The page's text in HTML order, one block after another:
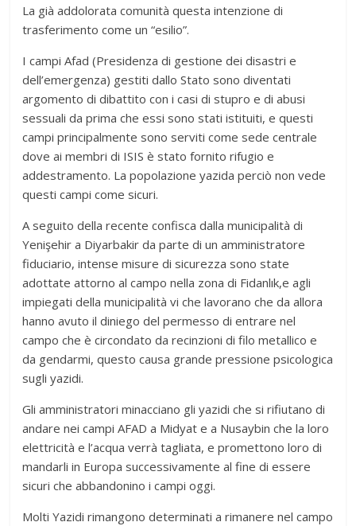
La già addolorata comunità questa intenzione di
trasferimento come un “esilio”.
I campi Afad (Presidenza di gestione dei disastri e
dell’emergenza) gestiti dallo Stato sono diventati
argomento di dibattito con i casi di stupro e di abusi
sessuali da prima che essi sono stati istituiti, e questi
campi principalmente sono serviti come sede centrale
dove ai membri di ISIS è stato fornito rifugio e
addestramento. La popolazione yazida perciò non vede
questi campi come sicuri.
A seguito della recente confisca dalla municipalità di
Yenişehir a Diyarbakir da parte di un amministratore
fiduciario, intense misure di sicurezza sono state
adottate attorno al campo nella zona di Fidanlık,e agli
impiegati della municipalità vi che lavorano che da allora
hanno avuto il diniego del permesso di entrare nel
campo che è circondato da recinzioni di filo metallico e
da gendarmi, questo causa grande pressione psicologica
sugli yazidi.
Gli amministratori minacciano gli yazidi che si rifiutano di
andare nei campi AFAD a Midyat e a Nusaybin che la loro
elettricità e l’acqua verrà tagliata, e promettono loro di
mandarli in Europa successivamente al fine di essere
sicuri che abbandonino i campi oggi.
Molti Yazidi rimangono determinati a rimanere nel campo